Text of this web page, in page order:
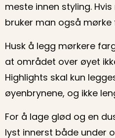
meste innen styling.
bruker man også mørke
Husk å legg mørkere
at området over øyet
Highlights skal kun
øyenbrynene, og ikke
For å lage glød og en
lyst innerst både under